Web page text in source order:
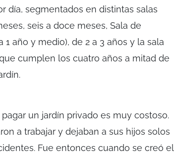
día, segmentados en distintas salas
seis a doce meses, Sala de
año y medio), de 2 a 3 años y la sala
cumplen los cuatro años a mitad de
un jardín privado es muy costoso.
a trabajar y dejaban a sus hijos solos
Fue entonces cuando se creó el